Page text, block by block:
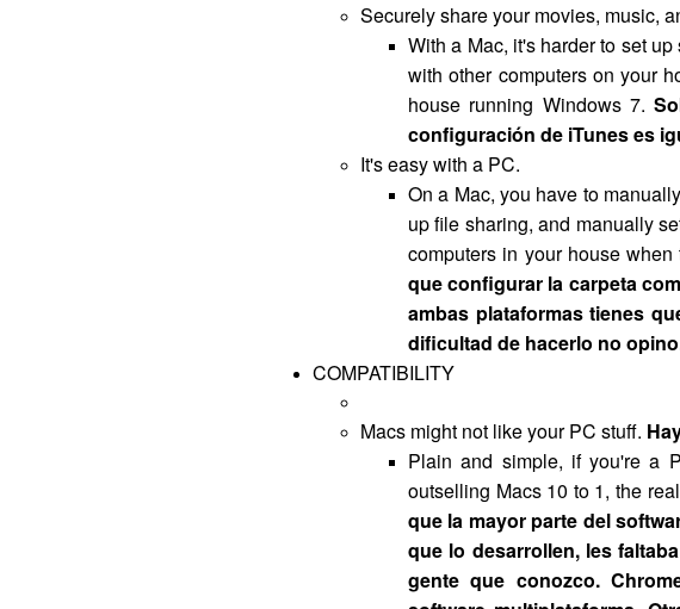
Securely share your movies, music,
With a Mac, it's harder to set
with other computers on your
house running Windows 7.
configuración de iTuneses
It's easy with a PC.
On a Mac, you have to
up file sharing, and manually
computers in your house
que configurar la carpeta
ambas plataformas tienes
dificultad de hacerlo no
COMPATIBILITY
Macs might not like your PC stuff.
Plain and simple, if you're a
outselling Macs 10 to 1, the
que la mayor parte del
que lo desarrollen, les
gente que conozco.